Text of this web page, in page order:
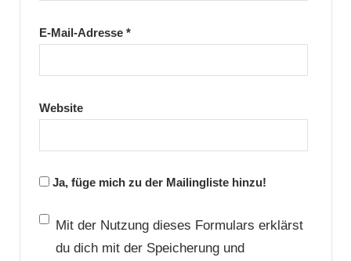
E-Mail-Adresse *
Website
Ja, füge mich zu der Mailingliste hinzu!
Mit der Nutzung dieses Formulars erklärst
du dich mit der Speicherung und